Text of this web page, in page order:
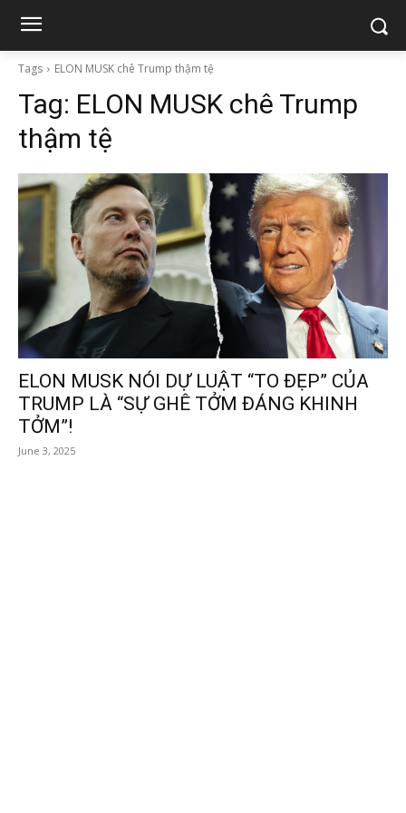
Tags ELON MUSK chê Trump thậm tệ
Tag: ELON MUSK chê Trump
thậm tệ
ELON MUSK NÓI DỰ LUẬT “TO ĐẸP” CỦA
TRUMP LÀ “SỰ GHÊ TỞM ĐÁNG KHINH
TỞM”!
June 3, 2025